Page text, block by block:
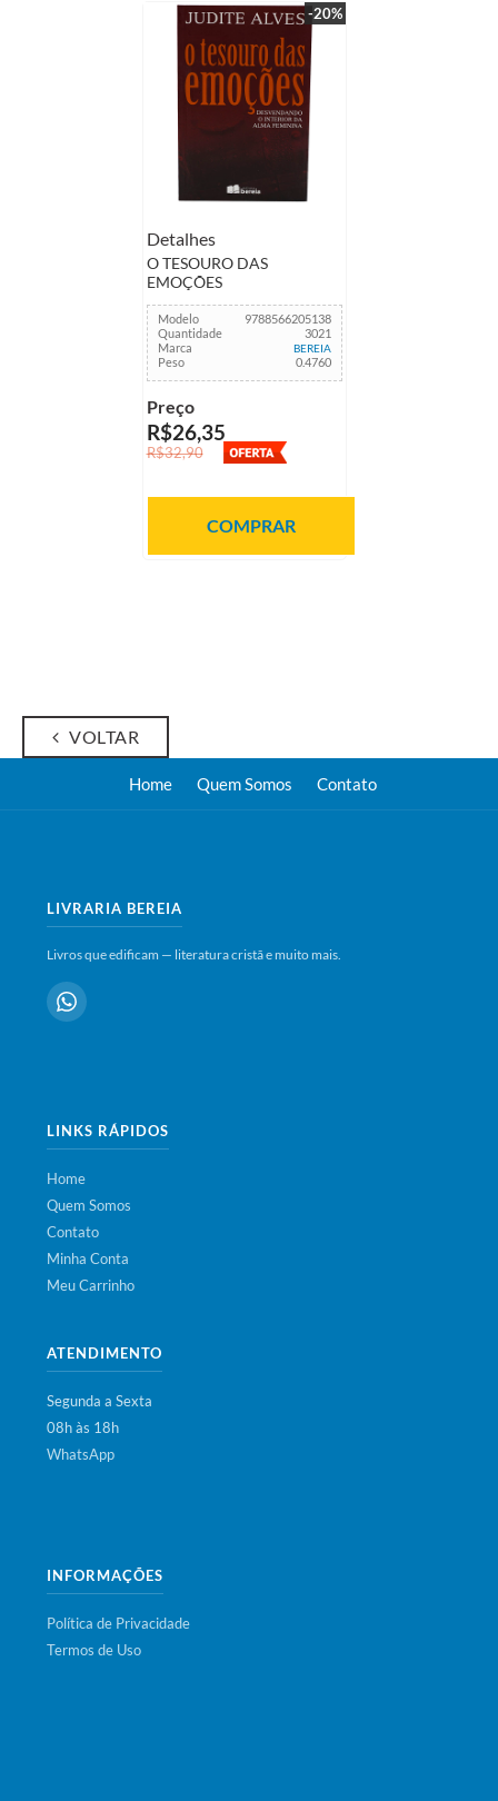
-20%
O TESOURO DAS
EMOÇÕES
Modelo
9788566205138
Quantidade
3021
Marca
BEREIA
Peso 0.4760
Preço
R$26,35
R$32,90
COMPRAR
Detalhes
VOLTAR
Home Quem Somos Contato
LIVRARIA BEREIA
Livros que edificam — literatura cristã e muito mais.
LINKS RÁPIDOS
Home
Quem Somos
Contato
Minha Conta
Meu Carrinho
ATENDIMENTO
Segunda a Sexta
08h às 18h
WhatsApp
INFORMAÇÕES
Política de Privacidade
Termos de Uso